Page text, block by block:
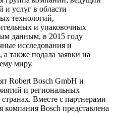
и услуг в области
технологий,
и упаковочных
данным, в 2015 году
исследования и
также подала заявки на
миру.
Robert Bosch GmbH и
и региональных
Вместе с партнерами
Bosch представлена